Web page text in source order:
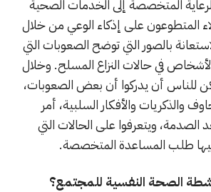
المتخصصة إلى الخدمات الصحية
المتطوعون على إذكاء الوعي من خلال
بالصور التي توضح الصعوبات التي
في حالات النزاع المسلح. وخلال
للناس أن يدركوا أن بعض الصعوبات،
والذكريات والأفكار السلبية، أمر
الصدمة، ويتعرفوا على الحالات التي
طلب المساعدة المتخصصة.
الصحة النفسية للمجتمع؟